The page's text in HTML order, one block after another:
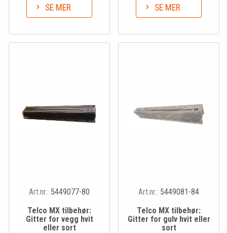
SE MER SE MER
Art.nr.: 5449077-80
Telco MX tilbehør:
Gitter for vegg hvit
eller sort
Art.nr.: 5449081-84
Telco MX tilbehør:
Gitter for gulv hvit eller
sort